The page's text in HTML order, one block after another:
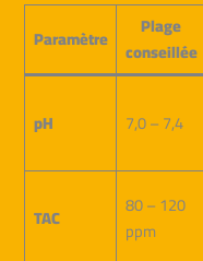
Paramètre
Plage
conseillée
pH 7,0 – 7,4
TAC
80 – 120
ppm